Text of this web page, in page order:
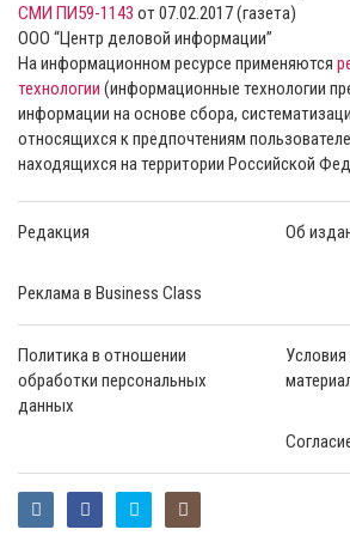
СМИ ПИ59-1143 от 07.02.2017 (газета)
ООО “Центр деловой информации”
На информационном ресурсе применяются
технологии (информационные технологии
информации на основе сбора,
относящихся к предпочтениям
находящихся на территории Российской
Редакция Об
Реклама в Business Class
Политика в отношении
обработки персональных
данных